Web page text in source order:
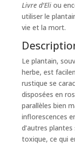
Livre d’Eliou
utiliser le
vie et la mort.
Le plantain,
herbe, est
rustique se
disposées en
parallèles bien
inflorescences
d’autres
toxique, ce qui